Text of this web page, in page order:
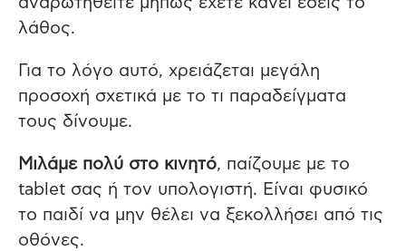
λάθος.
Για το λόγο αυτό, χρειάζεται μεγάλη
προσοχή σχετικά με το τι παραδείγματα
τους δίνουμε.
Μιλάμε πολύ στο κινητό, παίζουμε με το
tablet σας ή τον υπολογιστή. Είναι φυσικό
το παιδί να μην θέλει να ξεκολλήσει από τις
οθόνες.